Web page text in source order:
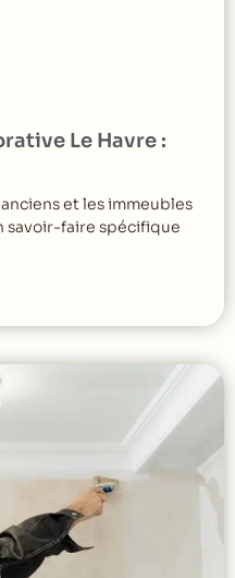
Le Havre :
et les immeubles
savoir-faire spécifique